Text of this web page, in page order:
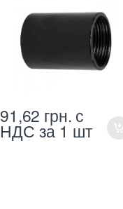
91,62 грн. с
НДС за 1 шт